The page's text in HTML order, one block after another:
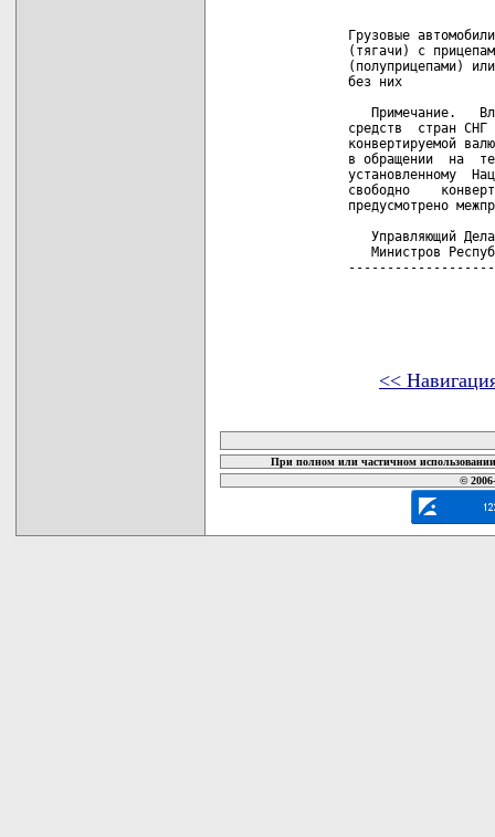
Грузовые
(тягачи) с
(полуприцепами)
         без них
Примечание.
средств  стран СНГ
конвертируемой
в обращении  на
установленному
свободно
предусмотрено
Управляющий
Министров
<<
При полном или частичном
©